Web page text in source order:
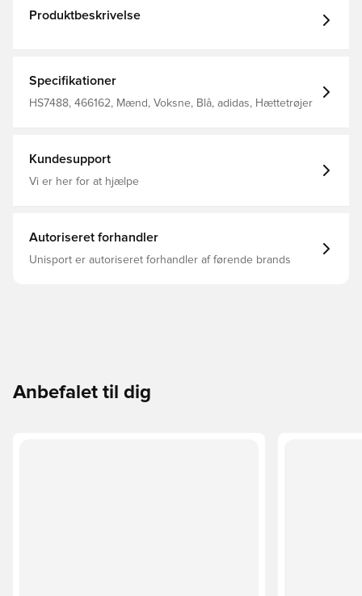
Produktbeskrivelse
Specifikationer
HS7488, 466162, Mænd, Voksne, Blå, adidas, Hættetrøjer
Kundesupport
Vi er her for at hjælpe
Autoriseret forhandler
Unisport er autoriseret forhandler af førende brands
Anbefalet til dig